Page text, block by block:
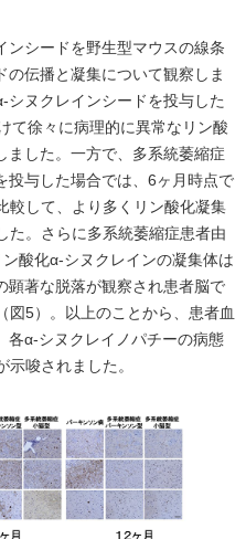
ンシードを野生型マウスの線条
伝播と凝集について観察しま
シヌクレインシードを投与した
て徐々に病理的に異常なリン酸
ました。一方で、多系統萎縮症
投与した場合では、6ヶ月時点で
較して、より多くリン酸化凝集
た。さらに多系統萎縮症患者由
酸化α-シヌクレインの凝集体は
顕著な脱落が観察され患者脳で
図5）。以上のことから、患者血
各α-シヌクレイノパチーの病態
唆されました。